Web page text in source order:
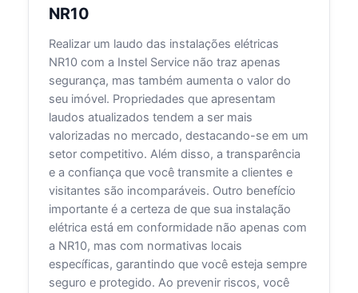
NR10
Realizar um laudo das instalações elétricas
NR10 com a Instel Service não traz apenas
segurança, mas também aumenta o valor do
seu imóvel. Propriedades que apresentam
laudos atualizados tendem a ser mais
valorizadas no mercado, destacando-se em um
setor competitivo. Além disso, a transparência
e a confiança que você transmite a clientes e
visitantes são incomparáveis. Outro benefício
importante é a certeza de que sua instalação
elétrica está em conformidade não apenas com
a NR10, mas com normativas locais
específicas, garantindo que você esteja sempre
seguro e protegido. Ao prevenir riscos, você